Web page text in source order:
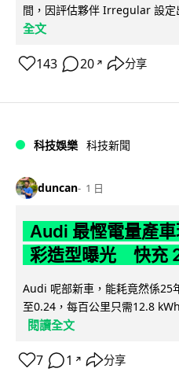
間，因評估夥伴 Irregular 設定
全文
143 20 ↗ 分享
科技娛樂 科技新聞
duncan 1 日
Audi 最慳電量產
彩造型曝光 快充
Audi 呢部新車，能耗竟然係
至0.24，每百公里只需12.8
閱讀全文
7 1 ↗ 分享